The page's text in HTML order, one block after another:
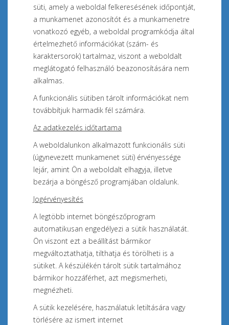
süti, amely a weboldal felkeresésének időpontját,
a munkamenet azonosítót és a munkamenetre
vonatkozó egyéb, a weboldal programkódja által
értelmezhető információkat (szám- és
karaktersorok) tartalmaz, viszont a weboldalt
meglátogató felhasználó beazonosítására nem
alkalmas.
A funkcionális sütiben tárolt információkat nem
továbbítjuk harmadik fél számára.
Az adatkezelés időtartama
A weboldalunkon alkalmazott funkcionális süti
(úgynevezett munkamenet süti) érvényessége
lejár, amint Ön a weboldalt elhagyja, illetve
bezárja a böngésző programjában oldalunk.
Jogérvényesítés
A legtöbb internet böngészőprogram
automatikusan engedélyezi a sütik használatát.
Ön viszont ezt a beállítást bármikor
megváltoztathatja, tilthatja és törölheti is a
sütiket. A készülékén tárolt sütik tartalmához
bármikor hozzáférhet, azt megismerheti,
megnézheti.
A sütik kezelésére, használatuk letiltására vagy
törlésére az ismert internet